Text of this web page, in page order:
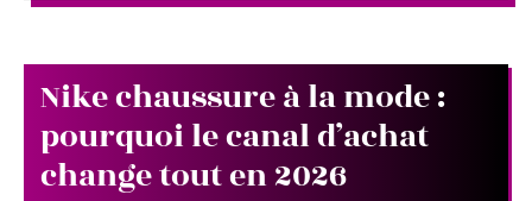
Nike chaussure à la mode :
pourquoi le canal d’achat
change tout en 2026